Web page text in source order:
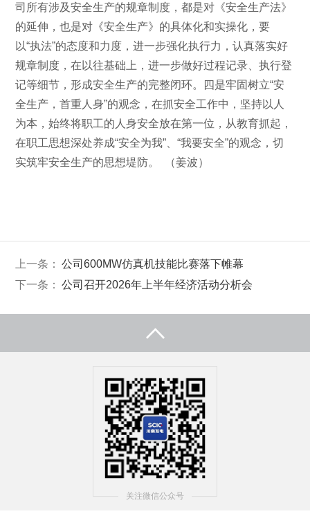
司所有涉及安全生产的规章制度，都是对《安全生产法》
的延伸，也是对《安全生产》的具体化和实操化，要
以“执法”的态度和力度，进一步强化执行力，认真落实好
规章制度，在以往基础上，进一步做好过程记录、执行登
记等细节，形成安全生产的完整闭环。四是牢固树立“安
全生产，首重人身”的观念，在抓安全工作中，坚持以人
为本，始终将职工的人身安全放在第一位，从教育抓起，
在职工思想深处养成“安全为我”、“我要安全”的观念，切
实筑牢安全生产的思想堤防。 （姜波）
上一条：
公司600MW仿真机技能比赛落下帷幕
下一条：
公司召开2026年上半年经济活动分析会
关注微信公众号